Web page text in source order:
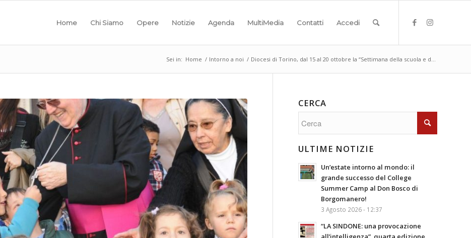
Home Chi Siamo Opere Notizie Agenda MultiMedia Contatti Accedi
Sei in: Home / Intorno a noi / Diocesi di Torino, dal 15 al 20 ottobre la “Settimana della scuola e d...
CERCA
ULTIME NOTIZIE
Un’estate intorno al mondo: il
grande successo del College
Summer Camp al Don Bosco di
Borgomanero!
3 Agosto 2026 - 12:37
“LA SINDONE: una provocazione